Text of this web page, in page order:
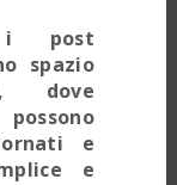
i post
spazio
dove
e
e